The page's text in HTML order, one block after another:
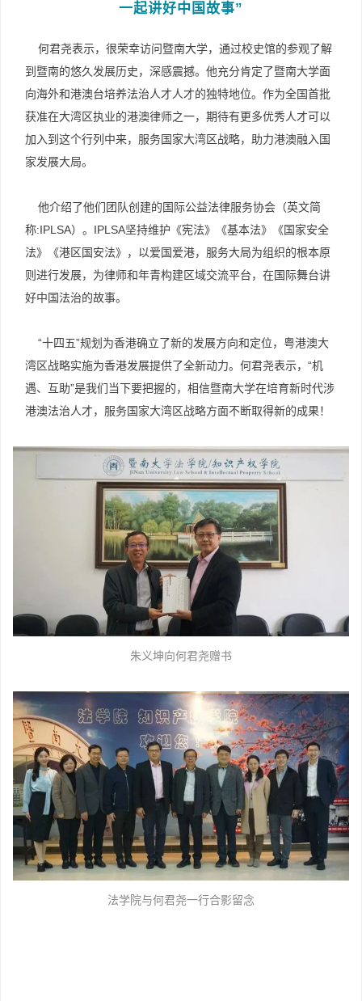
一起讲好中国故事”
何君尧表示，很荣幸访问暨南大学，通过校史馆的参观了解
到暨南的悠久发展历史，深感震撼。他充分肯定了暨南大学面
向海外和港澳台培养法治人才人才的独特地位。作为全国首批
获准在大湾区执业的港澳律师之一，期待有更多优秀人才可以
加入到这个行列中来，服务国家大湾区战略，助力港澳融入国
家发展大局。
他介绍了他们团队创建的国际公益法律服务协会（英文简
称:IPLSA）。IPLSA坚持维护《宪法》《基本法》《国家安全
法》《港区国安法》，以爱国爱港，服务大局为组织的根本原
则进行发展，为律师和年青构建区域交流平台，在国际舞台讲
好中国法治的故事。
“十四五”规划为香港确立了新的发展方向和定位，粤港澳大
湾区战略实施为香港发展提供了全新动力。何君尧表示，“机
遇、互助”是我们当下要把握的，相信暨南大学在培育新时代涉
港澳法治人才，服务国家大湾区战略方面不断取得新的成果！
朱义坤向何君尧赠书
法学院与何君尧一行合影留念